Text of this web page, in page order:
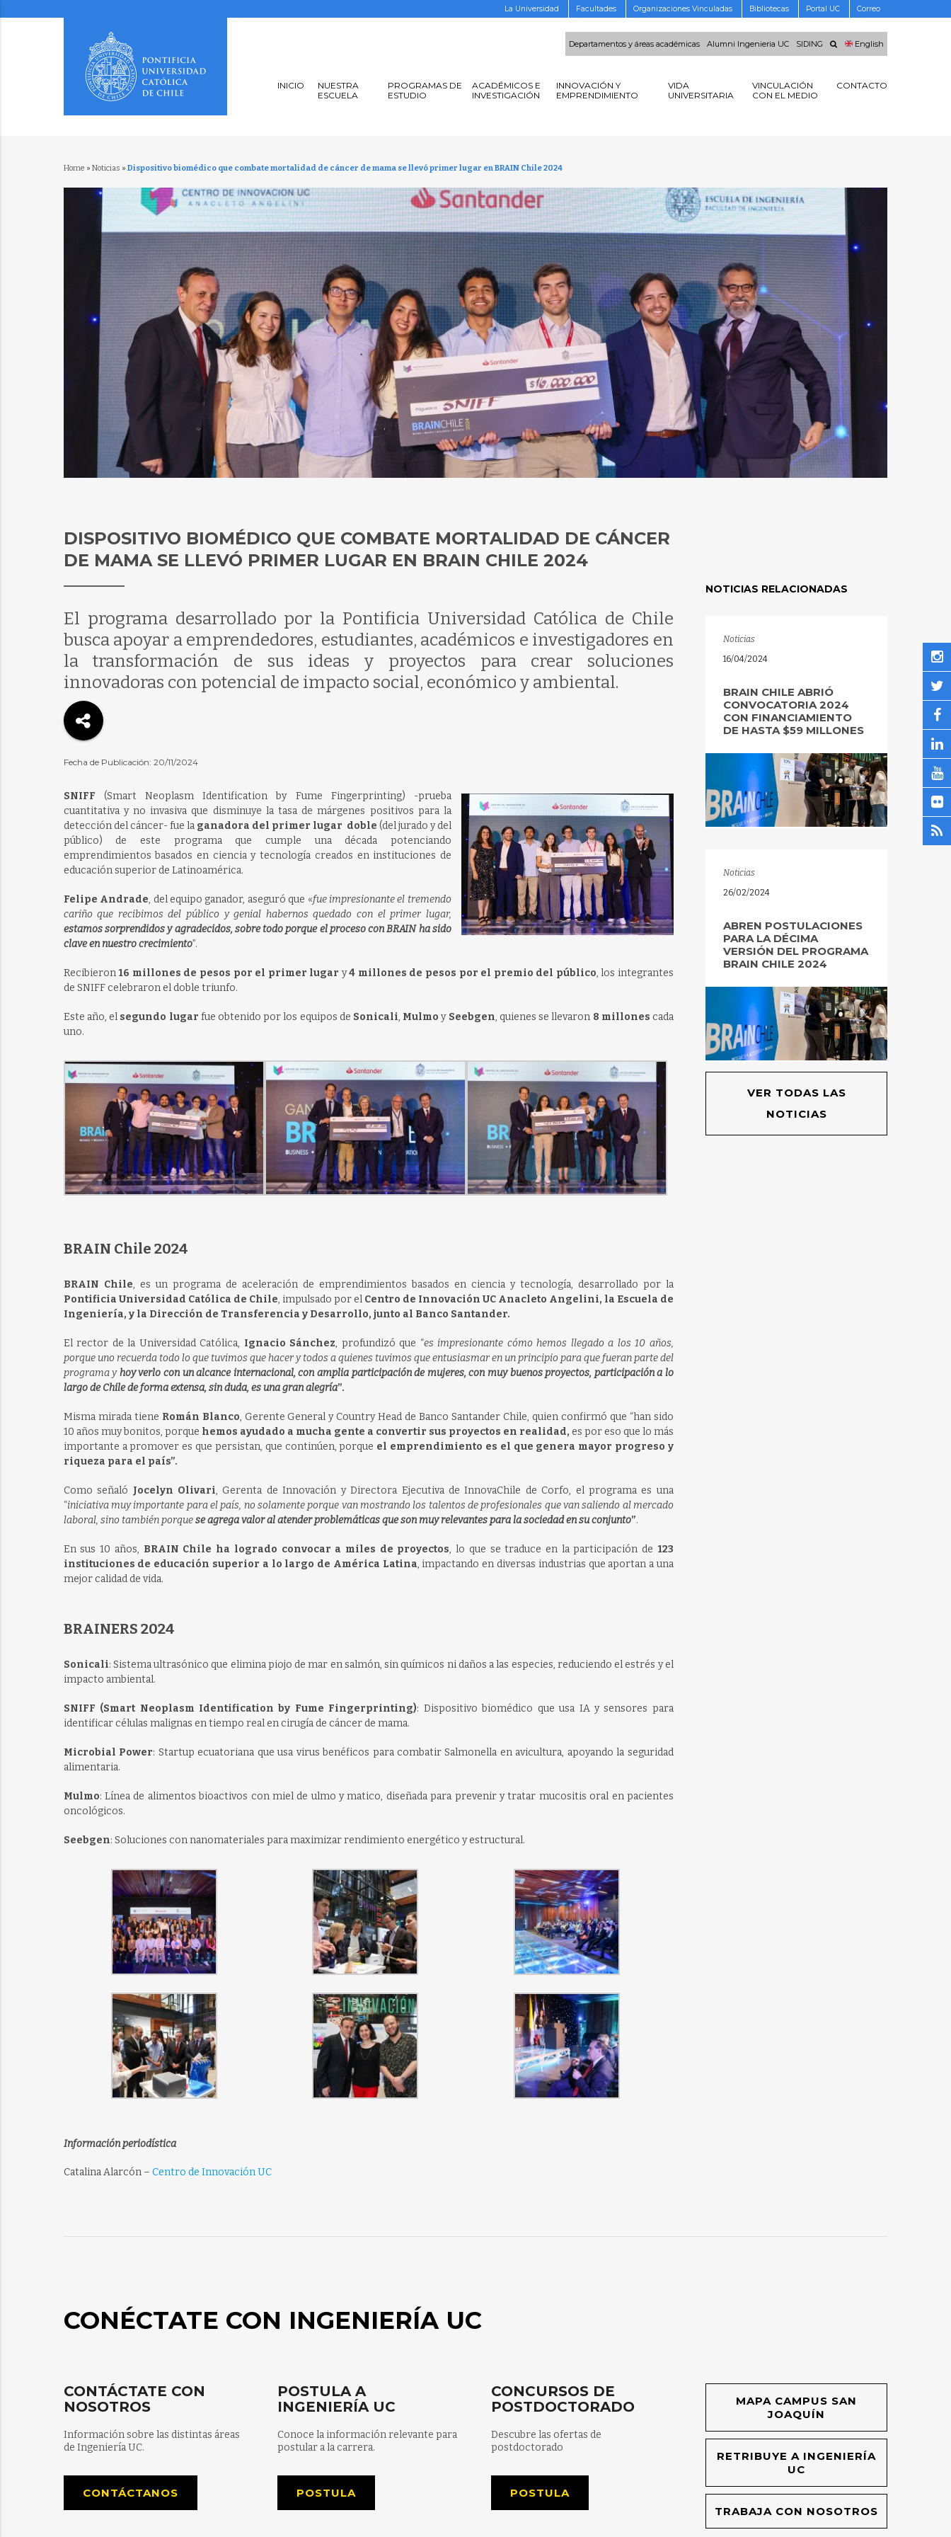
La Universidad Facultades Organizaciones Vinculadas Bibliotecas Portal UC Correo
Departamentos y áreas académicas Alumni Ingenieria UC SIDING English
INICIO
NUESTRA
ESCUELA
PROGRAMAS DE
ESTUDIO
ACADÉMICOS E
INVESTIGACIÓN
INNOVACIÓN Y
EMPRENDIMIENTO
VIDA
UNIVERSITARIA
VINCULACIÓN
CON EL MEDIO
CONTACTO
Home » Noticias » Dispositivo biomédico que combate mortalidad de cáncer de mama se llevó primer lugar en BRAIN Chile 2024
DISPOSITIVO BIOMÉDICO QUE COMBATE MORTALIDAD DE CÁNCER
DE MAMA SE LLEVÓ PRIMER LUGAR EN BRAIN CHILE 2024
El programa desarrollado por la Pontificia Universidad Católica de Chile
busca apoyar a emprendedores, estudiantes, académicos e investigadores en
la transformación de sus ideas y proyectos para crear soluciones
innovadoras con potencial de impacto social, económico y ambiental.
Fecha de Publicación: 20/11/2024
SNIFF (Smart Neoplasm Identification by Fume Fingerprinting) -prueba
cuantitativa y no invasiva que disminuye la tasa de márgenes positivos para la
detección del cáncer- fue la ganadora del primer lugar doble (del jurado y del
público) de este programa que cumple una década potenciando
emprendimientos basados en ciencia y tecnología creados en instituciones de
educación superior de Latinoamérica.
Felipe Andrade, del equipo ganador, aseguró que «fue impresionante el tremendo
cariño que recibimos del público y genial habernos quedado con el primer lugar,
estamos sorprendidos y agradecidos, sobre todo porque el proceso con BRAIN ha sido
clave en nuestro crecimiento”.
Recibieron16 millones de pesos por el primer lugar y4 millones de pesos por el premio del público, los integrantes
de SNIFF celebraron el doble triunfo.
Este año, el segundo lugar fue obtenido por los equipos de Sonicali, Mulmo y Seebgen, quienes se llevaron 8 millones cada
uno.
BRAIN Chile 2024
BRAIN Chile, es un programa de aceleración de emprendimientos basados en ciencia y tecnología, desarrollado por la
Pontificia Universidad Católica de Chile, impulsado por el Centro de Innovación UC Anacleto Angelini, la Escuela de
Ingeniería, y la Dirección de Transferencia y Desarrollo, junto al Banco Santander.
El rector de la Universidad Católica, Ignacio Sánchez, profundizó que “es impresionante cómo hemos llegado a los 10 años,
porque uno recuerda todo lo que tuvimos que hacer y todos a quienes tuvimos que entusiasmar en un principio para que fueran parte del
programa yhoy verlo con un alcance internacional, con amplia participación de mujeres, con muy buenos proyectos, participación a lo
largo de Chile de forma extensa, sin duda, es una gran alegría”.
Misma mirada tiene Román Blanco, Gerente General y Country Head de Banco Santander Chile, quien confirmó que “han sido
10 años muy bonitos, porque hemos ayudado a mucha gente a convertir sus proyectos en realidad, es por eso que lo más
importante a promover es que persistan, que continúen, porque el emprendimiento es el que genera mayor progreso y
riqueza para el país”.
Como señaló Jocelyn Olivari, Gerenta de Innovación y Directora Ejecutiva de InnovaChile de Corfo, el programa es una
“iniciativa muy importante para el país, no solamente porque van mostrando los talentos de profesionales que van saliendo al mercado
laboral, sino también porquese agrega valor al atender problemáticas que son muy relevantes para la sociedad en su conjunto”.
En sus 10 años, BRAIN Chile ha logrado convocar a miles de proyectos, lo que se traduce en la participación de 123
instituciones de educación superior a lo largo de América Latina, impactando en diversas industrias que aportan a una
mejor calidad de vida.
BRAINERS 2024
Sonicali: Sistema ultrasónico que elimina piojo de mar en salmón, sin químicos ni daños a las especies, reduciendo el estrés y el
impacto ambiental.
SNIFF (Smart Neoplasm Identification by Fume Fingerprinting): Dispositivo biomédico que usa IA y sensores para
identificar células malignas en tiempo real en cirugía de cáncer de mama.
Microbial Power: Startup ecuatoriana que usa virus benéficos para combatir Salmonella en avicultura, apoyando la seguridad
alimentaria.
Mulmo: Línea de alimentos bioactivos con miel de ulmo y matico, diseñada para prevenir y tratar mucositis oral en pacientes
oncológicos.
Seebgen: Soluciones con nanomateriales para maximizar rendimiento energético y estructural.
Información periodística
Catalina Alarcón – Centro de Innovación UC
NOTICIAS RELACIONADAS
Noticias
16/04/2024
BRAIN CHILE ABRIÓ
CONVOCATORIA 2024
CON FINANCIAMIENTO
DE HASTA $59 MILLONES
Noticias
26/02/2024
ABREN POSTULACIONES
PARA LA DÉCIMA
VERSIÓN DEL PROGRAMA
BRAIN CHILE 2024
VER TODAS LAS
NOTICIAS
CONÉCTATE CON INGENIERÍA UC
CONTÁCTATE CON
NOSOTROS
Información sobre las distintas áreas
de Ingeniería UC.
CONTÁCTANOS
POSTULA A
INGENIERÍA UC
Conoce la información relevante para
postular a la carrera.
POSTULA
CONCURSOS DE
POSTDOCTORADO
Descubre las ofertas de
postdoctorado
POSTULA
MAPA CAMPUS SAN
JOAQUÍN
RETRIBUYE A INGENIERÍA
UC
TRABAJA CON NOSOTROS